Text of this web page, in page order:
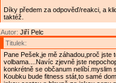
Díky předem za odpověď/reakci, a
taktéž.
Autor: Jiří Pelc
Titulek:
Pane Pešek,je mě záhadou,proč jste
volbama....Navíc zjevně jste
konkrétně se občanum nelíbí.myslim
Koubku bude fitness stát,to samé